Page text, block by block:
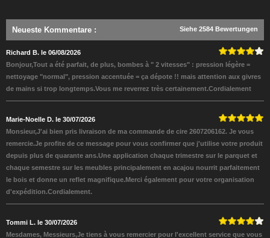
Neueste Kommentare : Siehe 2584 Bewertungen
Richard B. le 06/08/2026
Bonjour,Tout a été parfait, de plus, bombes à " 2 vitesses" : pression légère =
nettoyage "normal", pression accentuée = ça dépote !! mais attention aux givres
de mains si trop longtemps.Vous me reverrez très certainement.Cordialement
Marie-Noelle D. le 30/07/2026
Monsieur,J'ai bien pris livraison de ma commande de cire 2607206162. Je vous
remercie.Je profite de ce message pour vous confirmer que j'utilise votre produit
depuis plus de quarante ans.Une application chaque trimestre sur le parquet et
chaque semestre sur les meubles principalement en acajou nourrit parfaitement
le bois et donne un reflet magnifique.Merci également pour votre organisation
d'expédition.Cordialement.
Tommi L. le 30/07/2026
Mesdames, Messieurs,Je tiens à vous remercier pour l'excellent service que vous